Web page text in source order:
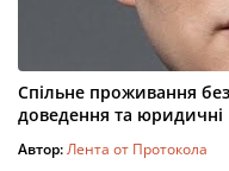
Спільне проживання
доведення та
Автор:Лента от Протокола